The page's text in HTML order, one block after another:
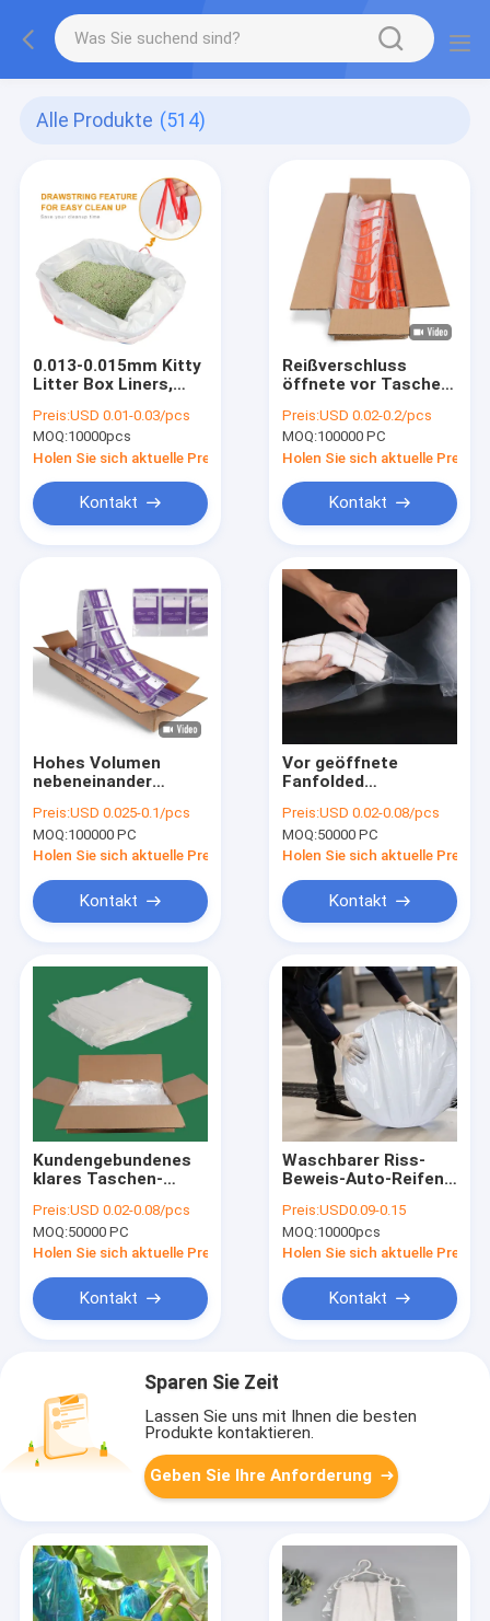
Alle Produkte (514)
0.013-0.015mm Kitty
Litter Box Liners,
Litter Box Bags
Preis:USD 0.01-0.03/pcs
MOQ:10000pcs
Holen Sie sich aktuelle Preis
Kontakt
Reißverschluss
öffnete vor Taschen
System SPrint
SidePouch
Preis:USD 0.02-0.2/pcs
MOQ:100000 PC
Holen Sie sich aktuelle Preis
Kontakt
Hohes Volumen
nebeneinander
Kunststoffgehäuse-
Tasche für
SidePouch-Bagger
Preis:USD 0.025-0.1/pcs
MOQ:100000 PC
Holen Sie sich aktuelle Preis
Kontakt
Vor geöffnete
Fanfolded
Kasten für Autobag-
Preis:USD 0.02-0.08/pcs
MOQ:50000 PC
Holen Sie sich aktuelle Preis
Kontakt
Kundengebundenes
klares Taschen-
Fanfolded vor
geöffnetes
Preis:USD 0.02-0.08/pcs
MOQ:50000 PC
Holen Sie sich aktuelle Preis
Kontakt
Waschbarer Riss-
Beweis-Auto-Reifen-
sackt schwarze
weiße Rad-
Abdeckung ein
Preis:USD0.09-0.15
MOQ:10000pcs
Holen Sie sich aktuelle Preis
Kontakt
Sparen Sie Zeit
Lassen Sie uns mit Ihnen die besten
Produkte kontaktieren.
Geben Sie Ihre Anforderung